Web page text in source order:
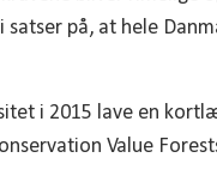
på, at hele
i 2015 lave en
Value